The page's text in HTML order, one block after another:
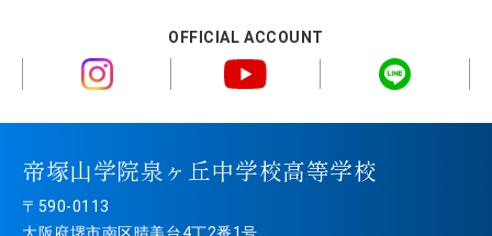
OFFICIAL ACCOUNT
帝塚山学院泉ヶ丘中学校高等学校
〒590-0113